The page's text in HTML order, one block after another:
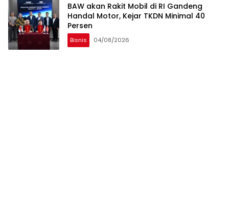
BAW akan Rakit Mobil di RI Gandeng
Handal Motor, Kejar TKDN Minimal 40
Persen
Bisnis 04/08/2026